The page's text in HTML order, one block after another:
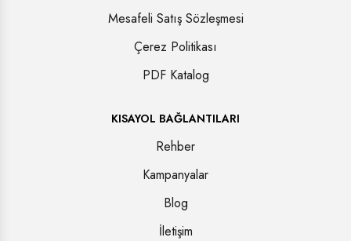
Mesafeli Satış Sözleşmesi
Çerez Politikası
PDF Katalog
KISAYOL BAĞLANTILARI
Rehber
Kampanyalar
Blog
İletişim